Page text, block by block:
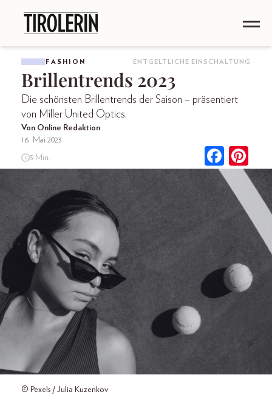
FASHION ENTGELTLICHE EINSCHALTUNG
Brillentrends 2023
Die schönsten Brillentrends der Saison – präsentiert
von Miller United Optics.
Von Online Redaktion
16. Mai 2023
3 Min.
© Pexels / Julia Kuzenkov